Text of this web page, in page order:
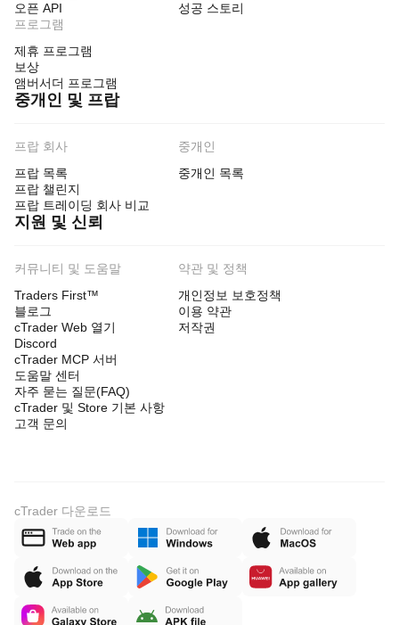
오픈 API
성공 스토리
프로그램
제휴 프로그램
보상
앰버서더 프로그램
중개인 및 프랍
프랍 회사
프랍 목록
프랍 챌린지
프랍 트레이딩 회사 비교
중개인
중개인 목록
지원 및 신뢰
커뮤니티 및 도움말
Traders First™
블로그
cTrader Web 열기
Discord
cTrader MCP 서버
도움말 센터
자주 묻는 질문(FAQ)
cTrader 및 Store 기본 사항
고객 문의
약관 및 정책
개인정보 보호정책
이용 약관
저작권
cTrader 다운로드